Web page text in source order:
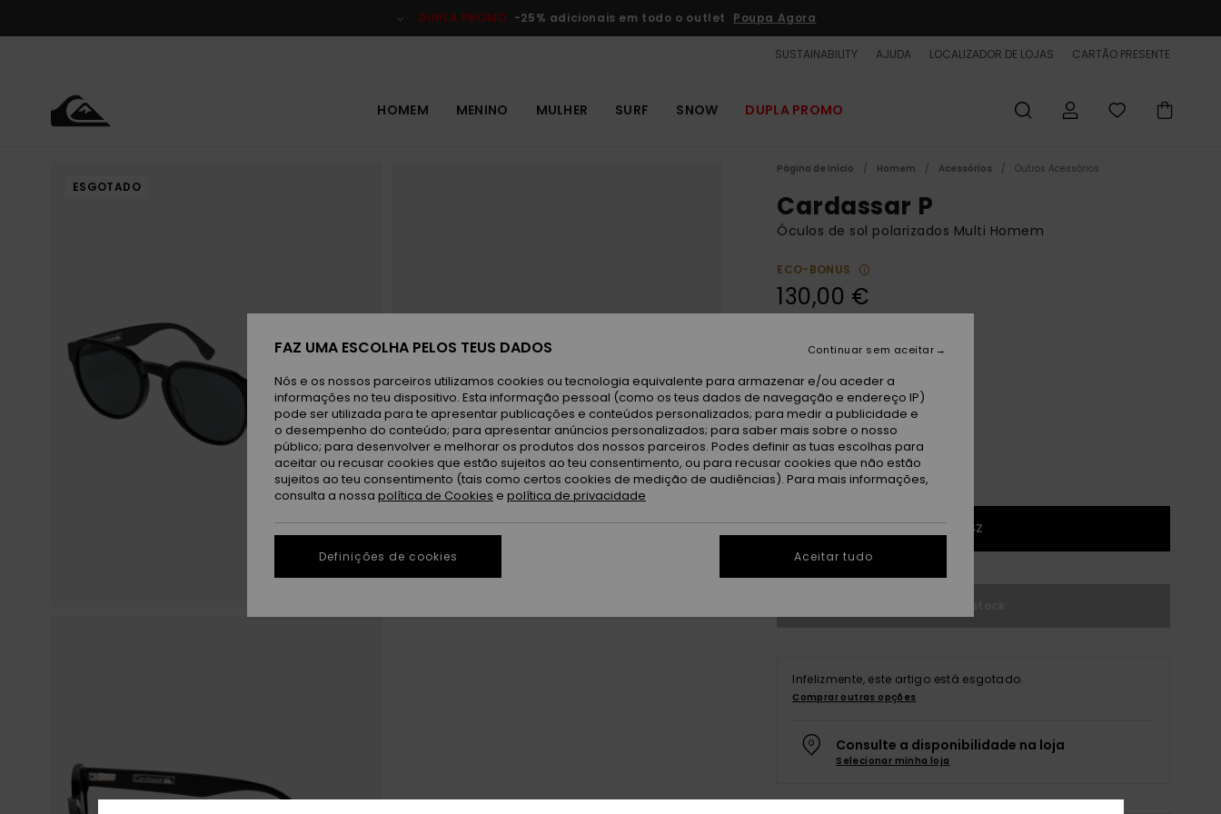
do
DUPLA PROMO -25% adicionais em todo o outlet Poupa Agora
SUSTAINABILITY AJUDA LOCALIZADOR DE LOJAS CARTÃO PRESENTE
HOMEM MENINO MULHER SURF SNOW DUPLA PROMO
ESGOTADO
Página de início Homem Acessórios Outros Acessórios
Cardassar P
Óculos de sol polarizados Multi Homem
ECO-BONUS
130,00 €
Shiny Black/polarized Grey
1SZ
Infelizmente, este artigo está esgotado.
Comprar outras opções
Consulte a disponibilidade na loja
Selecionar minha loja
FAZ UMA ESCOLHA PELOS TEUS DADOS
Nós e os nossos parceiros utilizamos cookies ou tecnologia equivalente para armazenar e/ou aceder a
informações no teu dispositivo. Esta informação pessoal (como os teus dados de navegação e endereço IP)
pode ser utilizada para te apresentar publicações e conteúdos personalizados; para medir a publicidade e
o desempenho do conteúdo; para apresentar anúncios personalizados; para saber mais sobre o nosso
público; para desenvolver e melhorar os produtos dos nossos parceiros. Podes definir as tuas escolhas para
aceitar ou recusar cookies que estão sujeitos ao teu consentimento, ou para recusar cookies que não estão
sujeitos ao teu consentimento (tais como certos cookies de medição de audiências). Para mais informações,
consulta a nossa política de Cookies e política de privacidade
Definições de cookies
Continuar sem aceitar
Aceitar tudo